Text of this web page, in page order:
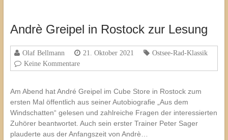
Andrè Greipel in Rostock zur Lesung
Olaf Bellmann 21. Oktober 2021
Ostsee-Rad-Klassik
Keine Kommentare
Am Abend hat André Greipel im Cube Store in Rostock zum
ersten Mal öffentlich aus seiner Autobiografie „Aus dem
Windschatten“ gelesen und zahlreiche Fragen der interessierten
Zuhörer beantwortet. Auch sein erster Trainer Peter Sager
plauderte aus der Anfangszeit von Andrè…